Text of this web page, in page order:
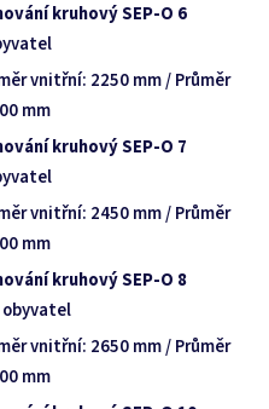
kruhový SEP-O 6
vnitřní: 2250 mm /Průměr
mm
kruhový SEP-O 7
vnitřní: 2450 mm /Průměr
mm
kruhový SEP-O 8
obyvatel
vnitřní: 2650 mm /Průměr
mm